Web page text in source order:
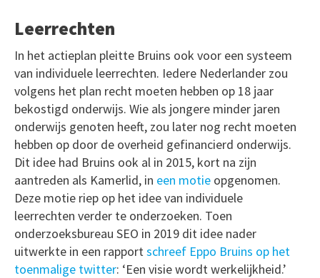
Leerrechten
In het actieplan pleitte Bruins ook voor een systeem
van individuele leerrechten. Iedere Nederlander zou
volgens het plan recht moeten hebben op 18 jaar
bekostigd onderwijs. Wie als jongere minder jaren
onderwijs genoten heeft, zou later nog recht moeten
hebben op door de overheid gefinancierd onderwijs.
Dit idee had Bruins ook al in 2015, kort na zijn
aantreden als Kamerlid, in een motie opgenomen.
Deze motie riep op het idee van individuele
leerrechten verder te onderzoeken. Toen
onderzoeksbureau SEO in 2019 dit idee nader
uitwerkte in een rapportschreef Eppo Bruins op het
toenmalige twitter: ‘Een visie wordt werkelijkheid.’